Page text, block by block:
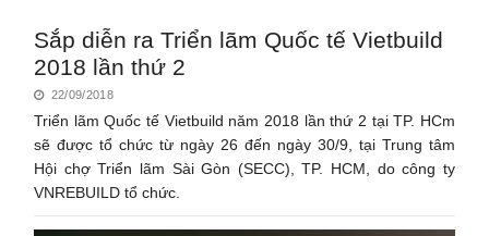
Sắp diễn ra Triển lãm Quốc tế Vietbuild
2018 lần thứ 2
22/09/2018
Triển lãm Quốc tế Vietbuild năm 2018 lần thứ 2 tại TP. HCm
sẽ được tổ chức từ ngày 26 đến ngày 30/9, tại Trung tâm
Hội chợ Triển lãm Sài Gòn (SECC), TP. HCM, do công ty
VNREBUILD tổ chức.